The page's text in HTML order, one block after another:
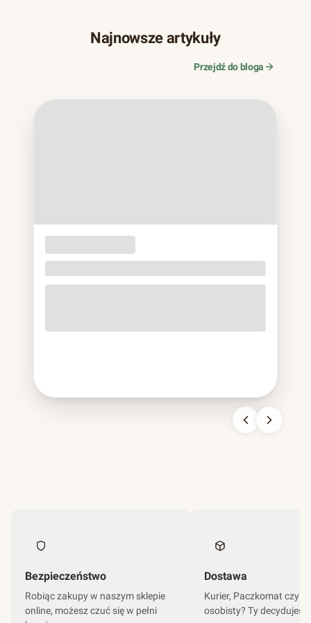
Najnowsze artykuły
Przejdź do bloga
JEDNORAZOWE
lukru
sztywniejsza od plastikowej, nie do pomylenia z niczym
Bezpieczeństwo
Robiąc zakupy w naszym sklepie
online, możesz czuć się w pełni
Dostawa
Kurier, Paczkomat czy
osobisty? Ty decydujesz.